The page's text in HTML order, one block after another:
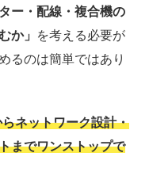
ー・配線・複合機の
か」
を考える必要が
るのは簡単ではあり
ネットワーク設計・
までワンストップで